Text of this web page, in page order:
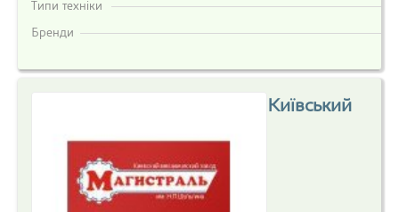
Типи техніки
Бренди
Київський